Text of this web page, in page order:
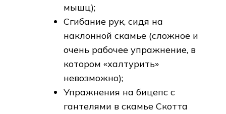
мышц);
Сгибание рук, сидя на
наклонной скамье (сложное и
очень рабочее упражнение, в
котором «халтурить»
невозможно);
Упражнения на бицепс с
гантелями в скамье Скотта